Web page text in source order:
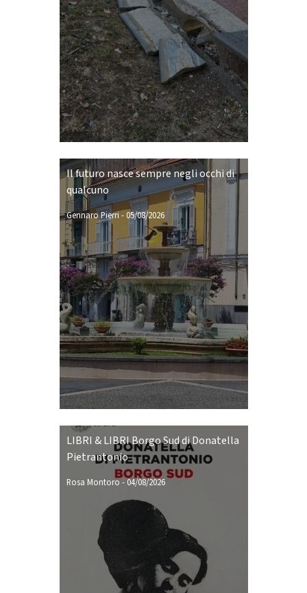
Il futuro nasce sempre negli occhi di
qualcuno
Gennaro Pierri -05/08/2026
LIBRI & LIBRI Borgo Sud di Donatella
Pietrantonio
Rosa Montoro-04/08/2026